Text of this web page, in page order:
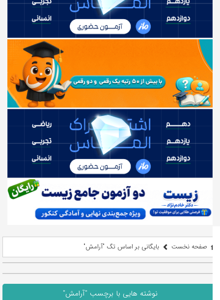
صفحه نخست بایگانی بر اساس تگ "آرامش"
نوشته هایی با برچسب "آرامش"